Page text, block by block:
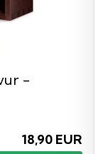
-
18,90 EUR